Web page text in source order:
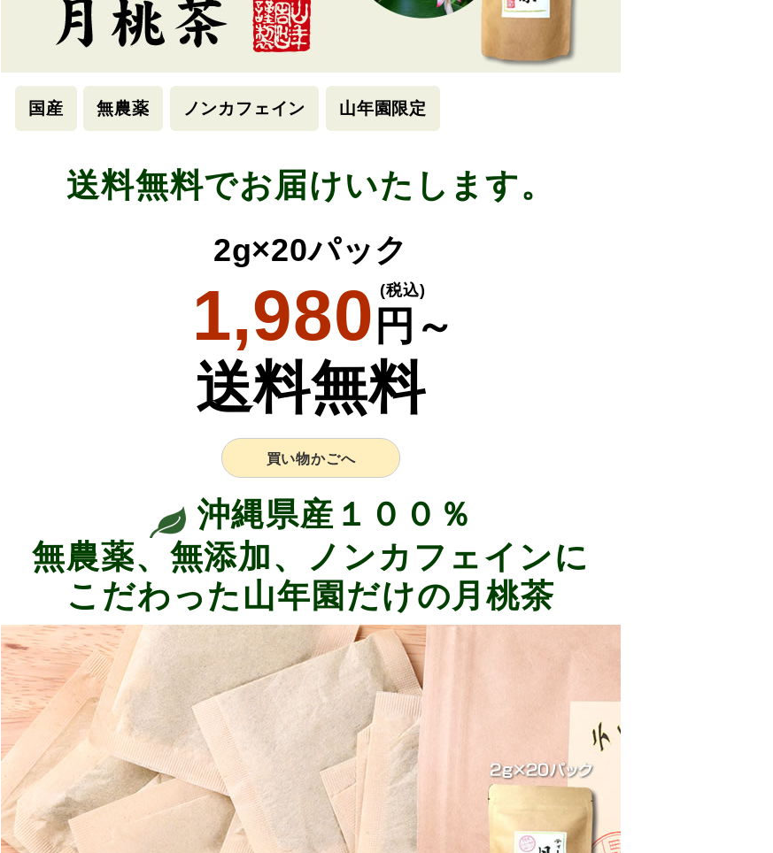
国産 無農薬 ノンカフェイン 山年園限定
送料無料でお届けいたします。
2g×20パック
1,980 円～
(税込)
送料無料
買い物かごへ
沖縄県産１００％
無農薬、無添加、ノンカフェインに
こだわった山年園だけの月桃茶